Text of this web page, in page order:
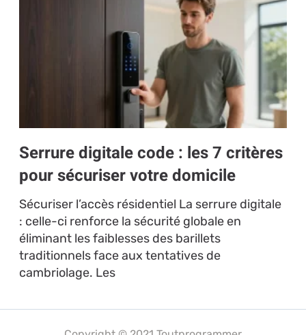
Serrure digitale code : les 7 critères
pour sécuriser votre domicile
Sécuriser l’accès résidentiel La serrure digitale
: celle-ci renforce la sécurité globale en
éliminant les faiblesses des barillets
traditionnels face aux tentatives de
cambriolage. Les